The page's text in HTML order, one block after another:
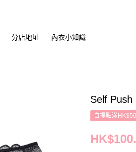
分店地址 內衣小知識
Self Push
自提點滿